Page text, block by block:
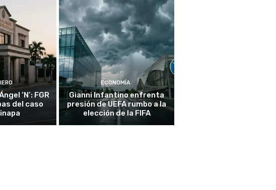
‘N’: FGR
del caso
ECONOMÍA
Gianni Infantino enfrenta
presión de UEFA rumbo a la
elección de la FIFA